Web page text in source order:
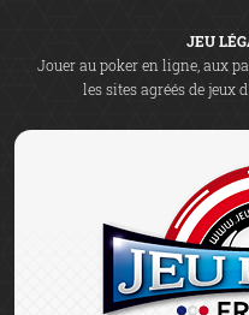
JEU
Jouer au poker en ligne, aux
les sites agréés de jeux